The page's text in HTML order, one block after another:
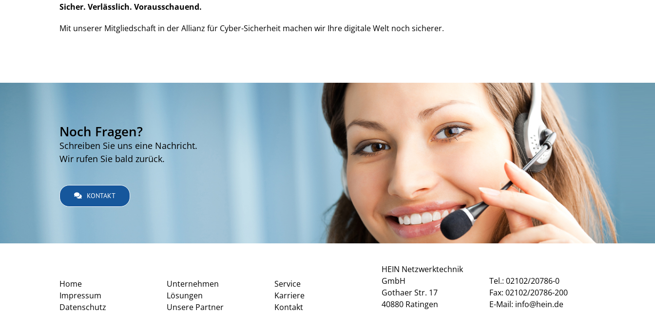
Sicher. Verlässlich. Vorausschauend.
Mit unserer Mitgliedschaft in der Allianz für Cyber-Sicherheit machen wir Ihre digitale Welt noch sicherer.
Noch Fragen?
Schreiben Sie uns eine Nachricht.
Wir rufen Sie bald zurück.
KONTAKT
Home
Impressum
Datenschutz
Unternehmen
Lösungen
Unsere Partner
Service
Karriere
Kontakt
HEIN Netzwerktechnik
GmbH
Gothaer Str. 17
40880 Ratingen
Tel.: 02102/20786-0
Fax: 02102/20786-200
E-Mail: info@hein.de